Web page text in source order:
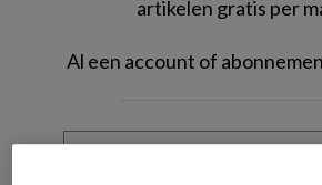
artikelen gratis per
Al een account of
Wat